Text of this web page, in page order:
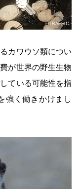
©TRAFFIC
カワウソ類につい
が世界の野生生物
ている可能性を指
強く働きかけまし